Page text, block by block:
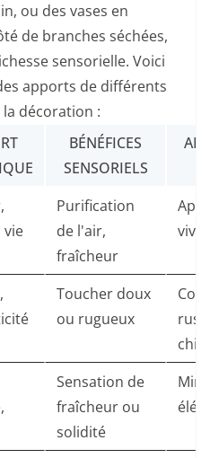
ou des vases en
de branches séchées,
sensorielle. Voici
apports de différents
décoration :
BÉNÉFICES
SENSORIELS
vie
Purification
de l'air,
fraîcheur
Toucher doux
ou rugueux
chic
Sensation de
fraîcheur ou
solidité